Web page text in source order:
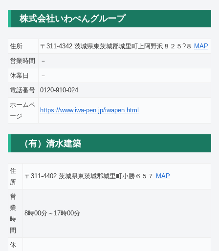
株式会社いわぺんグループ
住所 〒311-4342 茨城県東茨城郡城里町上阿野沢８２５?８ MAP
営業時間
－
休業日
－
電話番号
0120-910-024
ホームペ
ージ
https://www.iwa-pen.jp/iwapen.html
（有）清水建築
住
所
〒311-4402 茨城県東茨城郡城里町小勝６５７ MAP
営
業
時
間
8時00分～17時00分
休